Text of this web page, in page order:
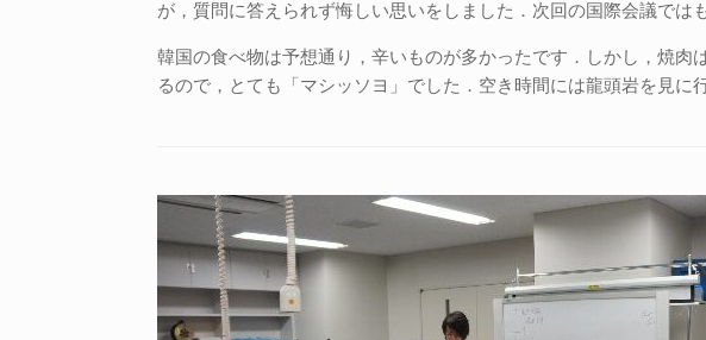
が，質問に答えられず悔しい思いをしました．次回の国際会議では
韓国の食べ物は予想通り，辛いものが多かったです．しかし，焼
るので，とても「マシッソヨ」でした．空き時間には龍頭岩を見に